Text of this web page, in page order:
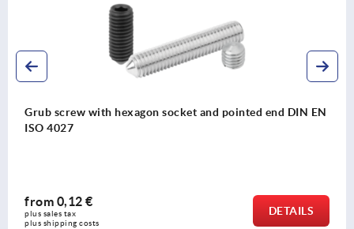
screw with hexagon socket and pointed end DIN EN
0,12 €
tax
costs